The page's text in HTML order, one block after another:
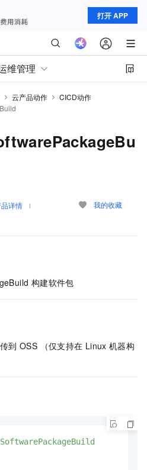
打开 APP
维管理
云产品动作
CICD动作
详情 我的收藏
构建软件包
到 OSS （仅支持在 Linux 机器构